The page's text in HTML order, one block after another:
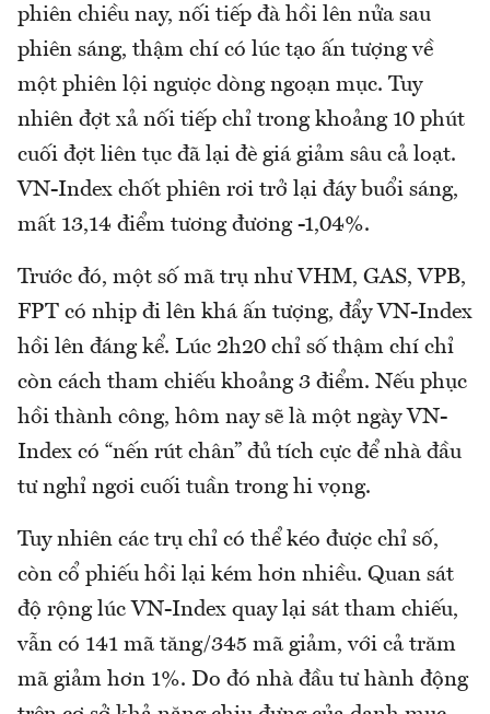
phiên chiều nay, nối tiếp đà hồi lên nửa sau
phiên sáng, thậm chí có lúc tạo ấn tượng về
một phiên lội ngược dòng ngoạn mục. Tuy
nhiên đợt xả nối tiếp chỉ trong khoảng 10 phút
cuối đợt liên tục đã lại đè giá giảm sâu cả loạt.
VN-Index chốt phiên rơi trở lại đáy buổi sáng,
mất 13,14 điểm tương đương -1,04%.
Trước đó, một số mã trụ như VHM, GAS, VPB,
FPT có nhịp đi lên khá ấn tượng, đẩy VN-Index
hồi lên đáng kể. Lúc 2h20 chỉ số thậm chí chỉ
còn cách tham chiếu khoảng 3 điểm. Nếu phục
hồi thành công, hôm nay sẽ là một ngày VN-
Index có “nến rút chân” đủ tích cực để nhà đầu
tư nghỉ ngơi cuối tuần trong hi vọng.
Tuy nhiên các trụ chỉ có thể kéo được chỉ số,
còn cổ phiếu hồi lại kém hơn nhiều. Quan sát
độ rộng lúc VN-Index quay lại sát tham chiếu,
vẫn có 141 mã tăng/345 mã giảm, với cả trăm
mã giảm hơn 1%. Do đó nhà đầu tư hành động